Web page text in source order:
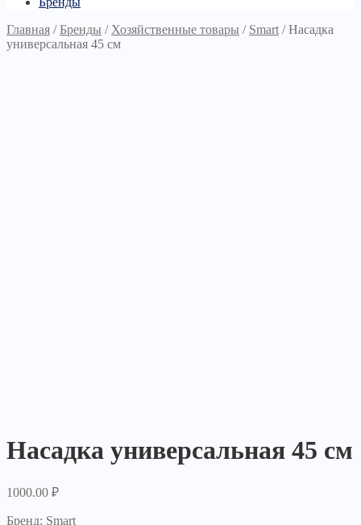
Главная /Бренды / Хозяйственные товары / Smart /Насадка
универсальная 45 см
Насадка универсальная 45 см
1000.00 ₽
Бренд: Smart